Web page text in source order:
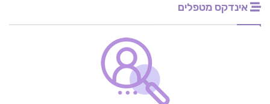
אינדקס מטפלים